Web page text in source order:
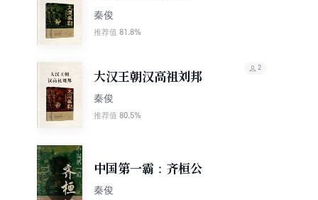
秦俊
推荐值 81.8%
大汉王朝汉高祖刘邦
秦俊
推荐值 80.5%
2
中国第一霸：齐桓公
秦俊